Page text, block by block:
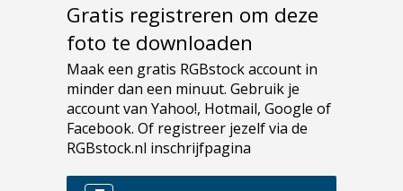
Gratis registreren om deze
foto te downloaden